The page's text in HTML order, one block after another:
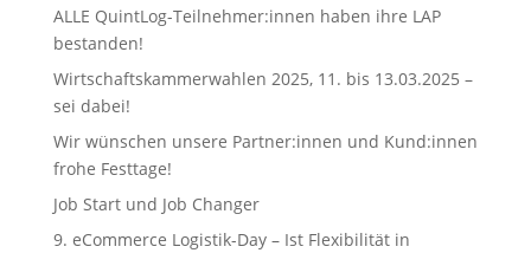
ALLE QuintLog-Teilnehmer:innen haben ihre LAP
bestanden!
Wirtschaftskammerwahlen 2025, 11. bis 13.03.2025 –
sei dabei!
Wir wünschen unsere Partner:innen und Kund:innen
frohe Festtage!
Job Start und Job Changer
9. eCommerce Logistik-Day – Ist Flexibilität in